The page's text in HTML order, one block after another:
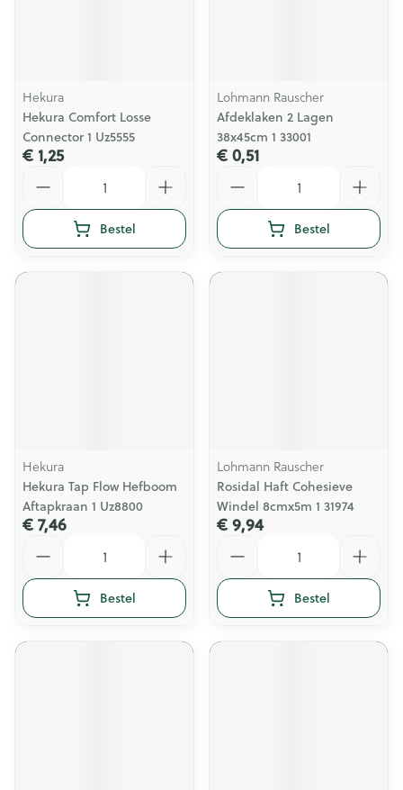
Hekura
Hekura Comfort Losse
Connector 1 Uz5555
€ 1,25
Bestel
Lohmann Rauscher
Afdeklaken 2 Lagen
38x45cm 1 33001
€ 0,51
Bestel
Hekura
Hekura Tap Flow Hefboom
Aftapkraan 1 Uz8800
€ 7,46
Bestel
Lohmann Rauscher
Rosidal Haft Cohesieve
Windel 8cmx5m 1 31974
€ 9,94
Bestel